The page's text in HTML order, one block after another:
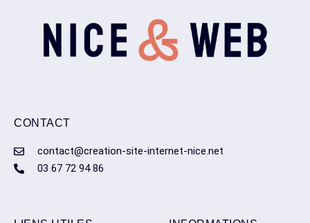
CONTACT
contact@creation-site-internet-nice.net
03 67 72 94 86